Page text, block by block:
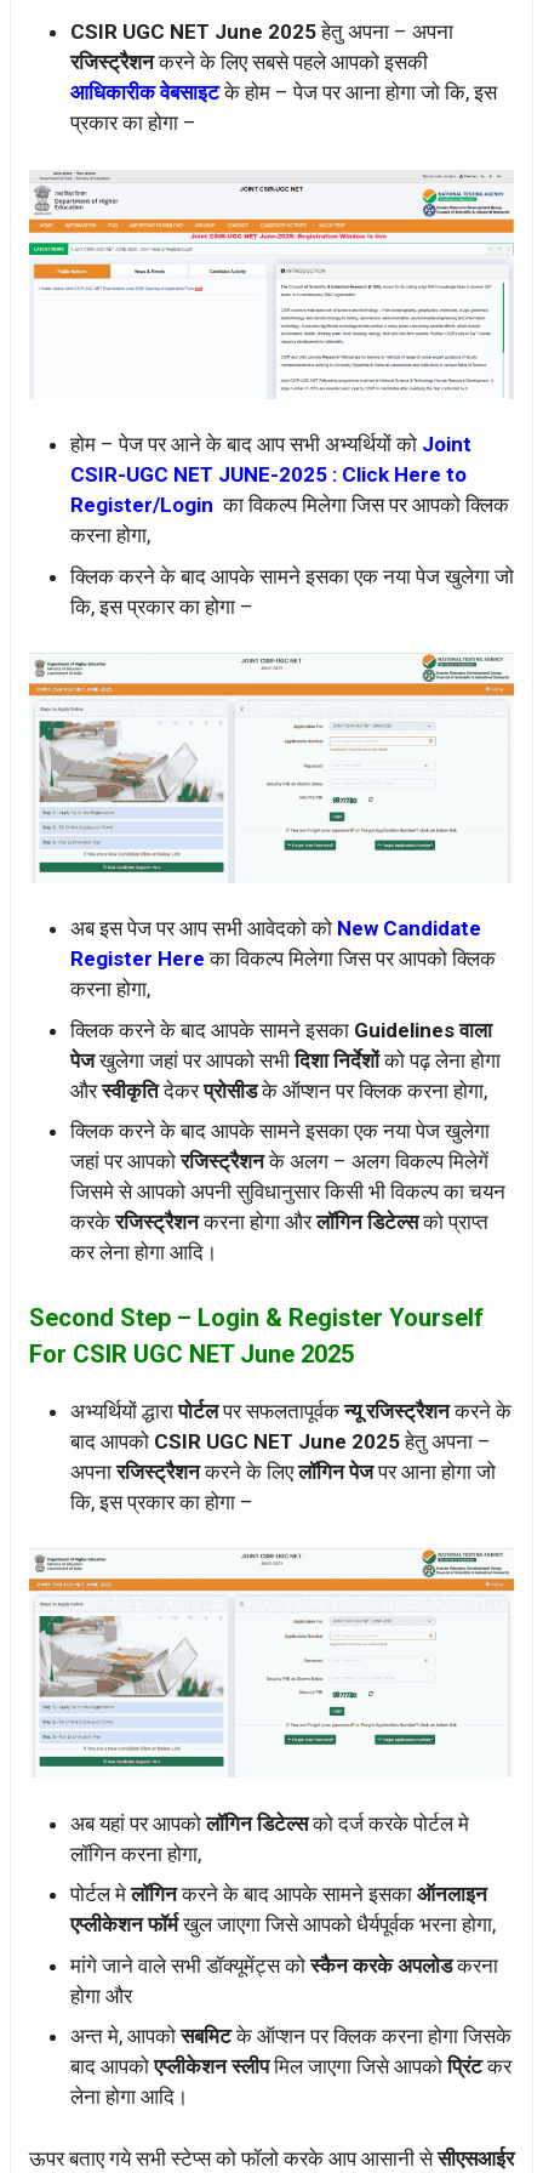
CSIR UGC NET June 2025हेतु अपना – अपना
रजिस्ट्रैशनकरने के लिए सबसे पहले आपको इसकी
आधिकारीक वेबसाइट के होम – पेज पर आना होगा जो कि, इस
प्रकार का होगा –
होम – पेज पर आने के बाद आप सभी अभ्यर्थियों को Joint
CSIR-UGC NET JUNE-2025 : Click Here to
Register/Login का विकल्प मिलेगा जिस पर आपको क्लिक
करना होगा,
क्लिक करने के बाद आपके सामने इसका एक नया पेज खुलेगा जो
कि, इस प्रकार का होगा –
अब इस पेज पर आप सभी आवेदको को New Candidate
Register Here का विकल्प मिलेगा जिस पर आपको क्लिक
करना होगा,
क्लिक करने के बाद आपके सामने इसका Guidelines वाला
पेजखुलेगा जहां पर आपको सभीदिशा निर्देशोंको पढ़ लेना होगा
औरस्वीकृतिदेकरप्रोसीडके ऑप्शन पर क्लिक करना होगा,
क्लिक करने के बाद आपके सामने इसका एक नया पेज खुलेगा
जहां पर आपकोरजिस्ट्रैशनके अलग – अलग विकल्प मिलेगें
जिसमे से आपको अपनी सुविधानुसार किसी भी विकल्प का चयन
करकेरजिस्ट्रैशनकरना होगा औरलॉगिन डिटेल्सको प्राप्त
कर लेना होगा आदि।
Second Step – Login & Register Yourself
For CSIR UGC NET June 2025
अभ्यर्थियों द्धारापोर्टलपर सफलतापूर्वकन्यू रजिस्ट्रैशनकरने के
बाद आपको CSIR UGC NET June 2025हेतु अपना –
अपनारजिस्ट्रैशनकरने के लिएलॉगिन पेजपर आना होगा जो
कि, इस प्रकार का होगा –
अब यहां पर आपकोलॉगिन डिटेल्सको दर्ज करके पोर्टल मे
लॉगिन करना होगा,
पोर्टल मेलॉगिनकरने के बाद आपके सामने इसका ऑनलाइन
एप्लीकेशन फॉर्मखुल जाएगा जिसे आपको धैर्यपूर्वक भरना होगा,
मांगे जाने वाले सभी डॉक्यूमेंट्स कोस्कैन करके अपलोडकरना
होगा और
अन्त मे, आपकोसबमिटके ऑप्शन पर क्लिक करना होगा जिसके
बाद आपकोएप्लीकेशन स्लीपमिल जाएगा जिसे आपकोप्रिंटकर
लेना होगा आदि।
ऊपर बताए गये सभी स्टेप्स को फॉलो करके आप आसानी सेसीएसआईर